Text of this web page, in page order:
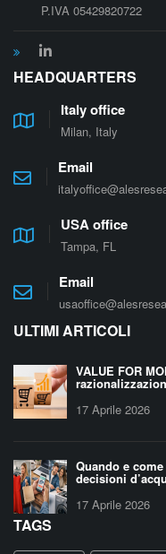
P.IVA 05429820722
HEADQUARTERS
Italy office
Milan, Italy
Email
USA office
Tampa, FL
Email
ULTIMI ARTICOLI
VALUE FOR
17 Aprile 2026
Quando e
decisioni
17 Aprile 2026
TAGS